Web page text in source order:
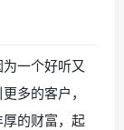
一个好听又
多的客户，
的财富，起